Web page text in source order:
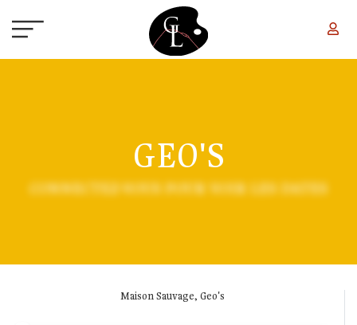
GEO'S
CONNECTEZ-VOUS POUR VOIR LES DATES
Maison Sauvage, Geo's